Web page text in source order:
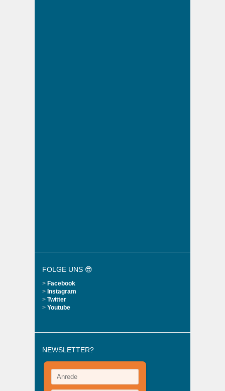
FOLGE UNS 😎
> Facebook
> Instagram
> Twitter
> Youtube
NEWSLETTER?